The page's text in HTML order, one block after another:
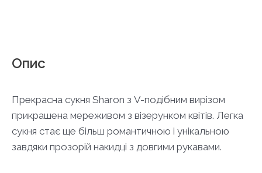
Опис
Прекрасна сукня Sharon з V-подібним вирізом
прикрашена мереживом з візерунком квітів. Легка
сукня стає ще більш романтичною і унікальною
завдяки прозорій накидці з довгими рукавами.